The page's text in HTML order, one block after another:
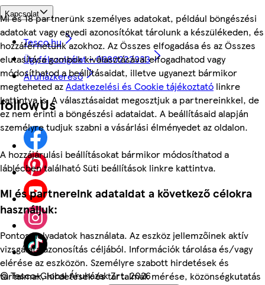
Mi és 18 partnerünk személyes adatokat, például böngészési
adatokat vagy egyedi azonosítókat tárolunk a készülékeden, és
hozzáférhetünk azokhoz. Az Összes elfogadása és az Összes
elutasítása gombok kiválasztásával elfogadhatod vagy
módosíthatod a beállításaidat, illetve ugyanezt bármikor
megteheted azAdatkezelési és Cookie tájékoztató linkre
kattintva is. A választásaidat megosztjuk a partnereinkkel, de
ez nem érinti a böngészési adataidat. A beállításaid alapján
személyre tudjuk szabni a vásárlási élményedet az oldalon.
A hozzájárulási beállításokat bármikor módosíthatod a
láblécben található Süti beállítások linkre kattintva.
Mi és partnereink adataidat a következő célokra
használjuk:
Pontos helyadatok használata. Az eszköz jellemzőinek aktív
vizsgálata azonosítás céljából. Információk tárolása és/vagy
elérése az eszközön. Személyre szabott hirdetések és
tartalmak, hirdetések és tartalmak mérése, közönségkutatás
Kapcsolat
Tesco.hu
Ügyfélszolgálat - 0680222333
Áruházkereső
followUs
©Tesco-Global Áruházak Zrt. 2026